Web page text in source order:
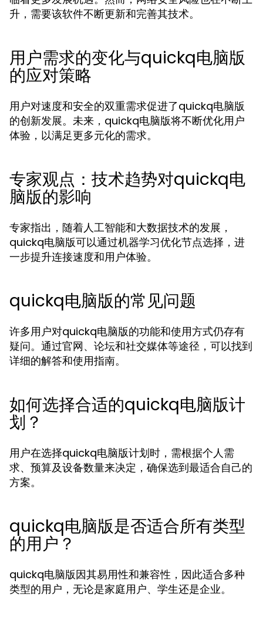
升，需要该软件不断更新和完善其技术。
用户需求的变化与quickq电脑版
的应对策略
用户对速度和安全的双重需求促进了quickq电脑版
的创新发展。未来，quickq电脑版将不断优化用户
体验，以满足更多元化的需求。
专家观点：技术趋势对quickq电
脑版的影响
专家指出，随着人工智能和大数据技术的发展，
quickq电脑版可以通过机器学习优化节点选择，进
一步提升连接速度和用户体验。
quickq电脑版的常见问题
许多用户对quickq电脑版的功能和使用方式仍存有
疑问。通过官网、论坛和社交媒体等途径，可以找到
详细的解答和使用指南。
如何选择合适的quickq电脑版计
划？
用户在选择quickq电脑版计划时，需根据个人需
求、预算及设备数量来决定，确保选到最适合自己的
方案。
quickq电脑版是否适合所有类型
的用户？
quickq电脑版因其易用性和兼容性，因此适合多种
类型的用户，无论是家庭用户、学生还是企业。